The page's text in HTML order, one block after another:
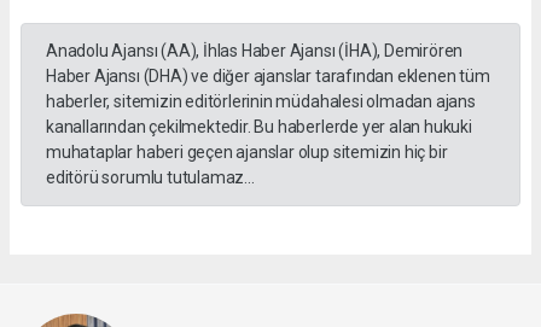
Anadolu Ajansı (AA), İhlas Haber Ajansı (İHA), Demirören
Haber Ajansı (DHA) ve diğer ajanslar tarafından eklenen tüm
haberler, sitemizin editörlerinin müdahalesi olmadan ajans
kanallarından çekilmektedir. Bu haberlerde yer alan hukuki
muhataplar haberi geçen ajanslar olup sitemizin hiç bir
editörü sorumlu tutulamaz...